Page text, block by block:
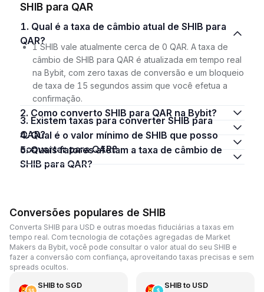
SHIB para QAR
1. Qual é a taxa de câmbio atual de SHIB para
QAR?
1 SHIB vale atualmente cerca de 0 QAR. A taxa de
câmbio de SHIB para QAR é atualizada em tempo real
na Bybit, com zero taxas de conversão e um bloqueio
de taxa de 15 segundos assim que você efetua a
confirmação.
2. Como converto SHIB para QAR na Bybit?
3. Existem taxas para converter SHIB para
QAR?
4. Qual é o valor mínimo de SHIB que posso
converter para QAR?
5. Quais fatores afetam a taxa de câmbio de
SHIB para QAR?
Conversões populares de SHIB
Converta SHIB para USD e outras moedas fiduciárias a taxas em
tempo real. Com tecnologia de cotações agregadas de Market
Makers da Bybit, você pode consultar o valor atual do seu SHIB e
fazer a conversão com confiança, aproveitando taxas precisas e sem
spreads ocultos.
SHIBto SGD SHIBto USD